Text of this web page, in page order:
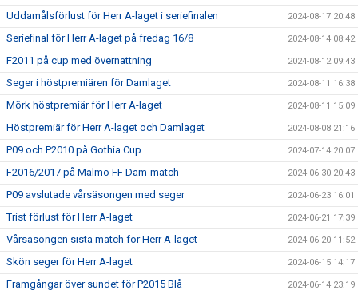
Uddamålsförlust för Herr A-laget i seriefinalen 2024-08-17 20:48
Seriefinal för Herr A-laget på fredag 16/8 2024-08-14 08:42
F2011 på cup med övernattning 2024-08-12 09:43
Seger i höstpremiären för Damlaget 2024-08-11 16:38
Mörk höstpremiär för Herr A-laget 2024-08-11 15:09
Höstpremiär för Herr A-laget och Damlaget 2024-08-08 21:16
P09 och P2010 på Gothia Cup 2024-07-14 20:07
F2016/2017 på Malmö FF Dam-match 2024-06-30 20:43
P09 avslutade vårsäsongen med seger 2024-06-23 16:01
Trist förlust för Herr A-laget 2024-06-21 17:39
Vårsäsongen sista match för Herr A-laget 2024-06-20 11:52
Skön seger för Herr A-laget 2024-06-15 14:17
Framgångar över sundet för P2015 Blå 2024-06-14 23:19